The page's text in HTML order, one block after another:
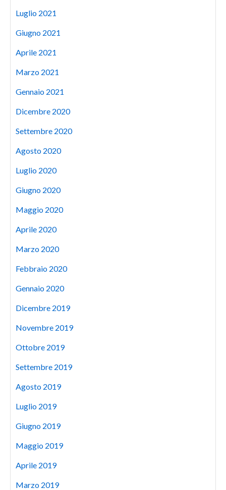
Luglio 2021
Giugno 2021
Aprile 2021
Marzo 2021
Gennaio 2021
Dicembre 2020
Settembre 2020
Agosto 2020
Luglio 2020
Giugno 2020
Maggio 2020
Aprile 2020
Marzo 2020
Febbraio 2020
Gennaio 2020
Dicembre 2019
Novembre 2019
Ottobre 2019
Settembre 2019
Agosto 2019
Luglio 2019
Giugno 2019
Maggio 2019
Aprile 2019
Marzo 2019